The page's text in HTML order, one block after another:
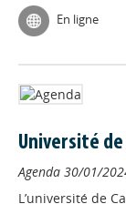
En ligne
Université de
Agenda 30/01/
L’université de